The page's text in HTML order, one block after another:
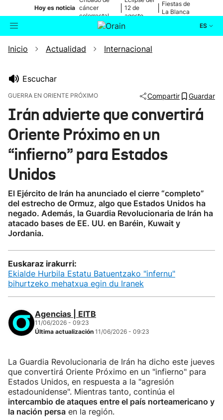
Hoy es noticia cáncer
colorrectal
12 de
agosto
Fiestas de
La Blanca
ES
Buscador Actualidad
Ikusmiran
Eguraldia
Inicio Actualidad Internacional
Escuchar
GUERRA EN ORIENTE PRÓXIMO Compartir Guardar
Irán advierte que convertirá
Oriente Próximo en un
“infierno” para Estados
Unidos
El Ejército de Irán ha anunciado el cierre “completo”
del estrecho de Ormuz, algo que Estados Unidos ha
negado. Además, la Guardia Revolucionaria de Irán ha
atacado bases de EE. UU. en Baréin, Kuwait y
Jordania.
Euskaraz irakurri:
Ekialde Hurbila Estatu Batuentzako "infernu"
bihurtzeko mehatxua egin du Iranek
Agencias | EITB
11/06/2026 - 09:23
Última actualización 11/06/2026 - 09:23
La Guardia Revolucionaria de Irán ha dicho este jueves
que convertirá Oriente Próximo en un "infierno" para
Estados Unidos, en respuesta a la "agresión
estadounidense". Mientras tanto, continúa el
intercambio de ataques entre el país norteamericano y
la nación persa en la región.